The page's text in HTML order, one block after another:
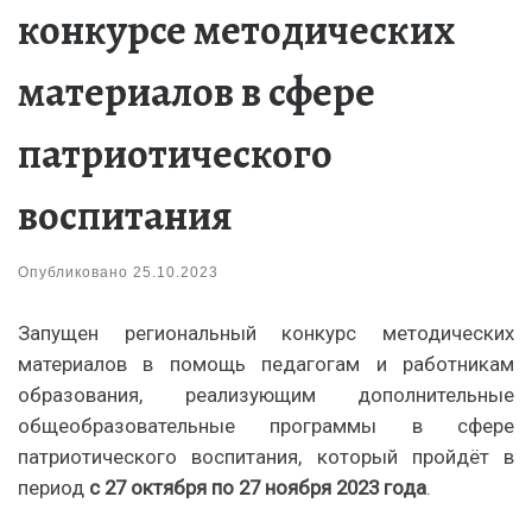
конкурсе методических
материалов в сфере
патриотического
воспитания
Опубликовано 25.10.2023
Запущен региональный конкурс методических
материалов в помощь педагогам и работникам
образования, реализующим дополнительные
общеобразовательные программы в сфере
патриотического воспитания, который пройдёт в
период с 27 октября по 27 ноября 2023 года.